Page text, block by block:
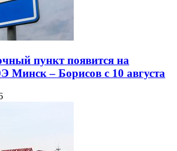
пункт появится на
Минск – Борисов с 10 августа